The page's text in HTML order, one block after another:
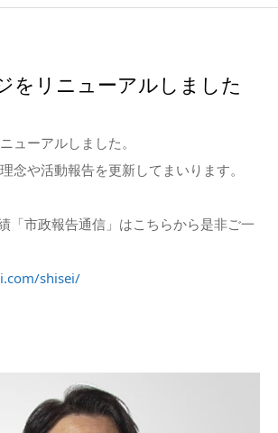
をリニューアルしました
ューアルしました。
念や活動報告を更新してまいります。
「市政報告通信」はこちらから是非ご一
shisei/
い